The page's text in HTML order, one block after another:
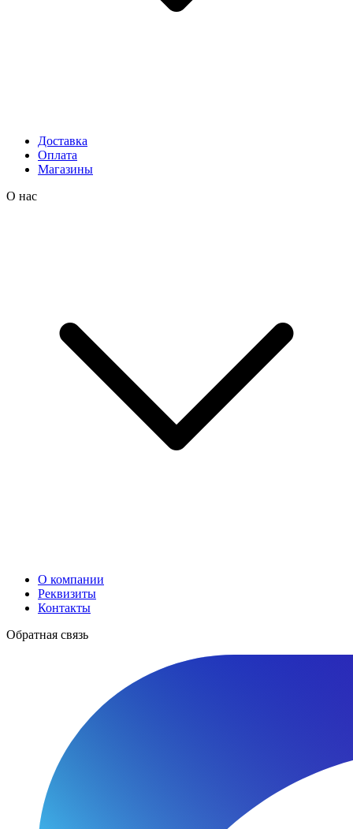
Доставка
Оплата
Магазины
О нас
О компании
Реквизиты
Контакты
Обратная связь